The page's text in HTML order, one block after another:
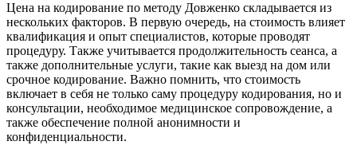
Цена на кодирование по методу Довженко складывается из
нескольких факторов. В первую очередь, на стоимость влияет
квалификация и опыт специалистов, которые проводят
процедуру. Также учитывается продолжительность сеанса, а
также дополнительные услуги, такие как выезд на дом или
срочное кодирование. Важно помнить, что стоимость
включает в себя не только саму процедуру кодирования, но и
консультации, необходимое медицинское сопровождение, а
также обеспечение полной анонимности и
конфиденциальности.